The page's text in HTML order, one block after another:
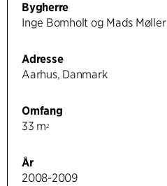
Bygherre
Inge Bomholt og Mads Møller
Adresse
Aarhus, Danmark
Omfang
33 m2
År
2008-2009